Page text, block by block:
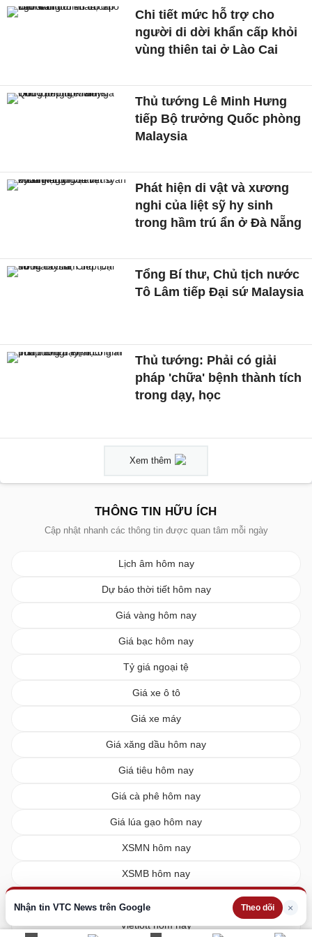
Nhận tin VTC News trên Google Theo dõi ×
Chi tiết mức hỗ trợ cho
người di dời khẩn cấp khỏi
vùng thiên tai ở Lào Cai
Thủ tướng Lê Minh Hưng
tiếp Bộ trưởng Quốc phòng
Malaysia
Phát hiện di vật và xương
nghi của liệt sỹ hy sinh
trong hầm trú ẩn ở Đà Nẵng
Tổng Bí thư, Chủ tịch nước
Tô Lâm tiếp Đại sứ Malaysia
Thủ tướng: Phải có giải
pháp 'chữa' bệnh thành tích
trong dạy, học
Xem thêm
THÔNG TIN HỮU ÍCH
Cập nhật nhanh các thông tin được quan tâm mỗi ngày
Lịch âm hôm nay
Dự báo thời tiết hôm nay
Giá vàng hôm nay
Giá bạc hôm nay
Tỷ giá ngoại tệ
Giá xe ô tô
Giá xe máy
Giá xăng dầu hôm nay
Giá tiêu hôm nay
Giá cà phê hôm nay
Giá lúa gạo hôm nay
XSMN hôm nay
XSMB hôm nay
Vietlott hôm nay